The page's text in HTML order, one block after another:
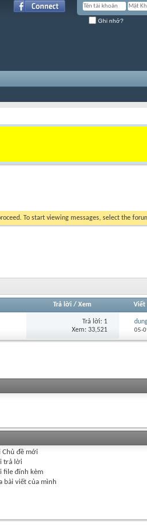
Ghi nhớ?
To start viewing messages, select the
Trả lời/ Xem Viết
Trả lời: 1
Xem: 33,521
05-
đề mới
trả lời
file đính kèm
bài viết của mình